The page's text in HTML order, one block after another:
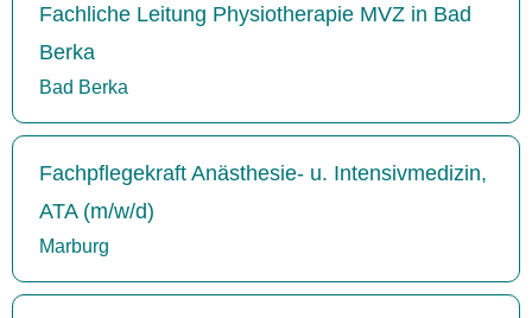
Fachliche Leitung Physiotherapie MVZ in Bad
Berka
Bad Berka
Fachpflegekraft Anästhesie- u. Intensivmedizin,
ATA (m/w/d)
Marburg